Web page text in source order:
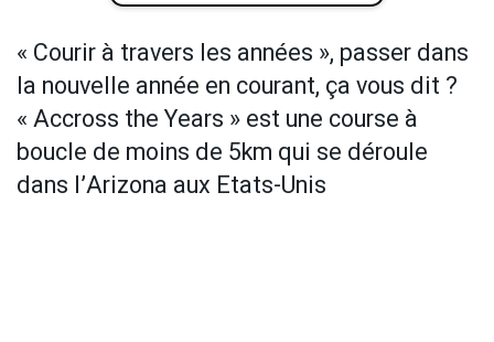
« Courir à travers les années », passer dans
la nouvelle année en courant, ça vous dit ?
« Accross the Years » est une course à
boucle de moins de 5km qui se déroule
dans l’Arizona aux Etats-Unis